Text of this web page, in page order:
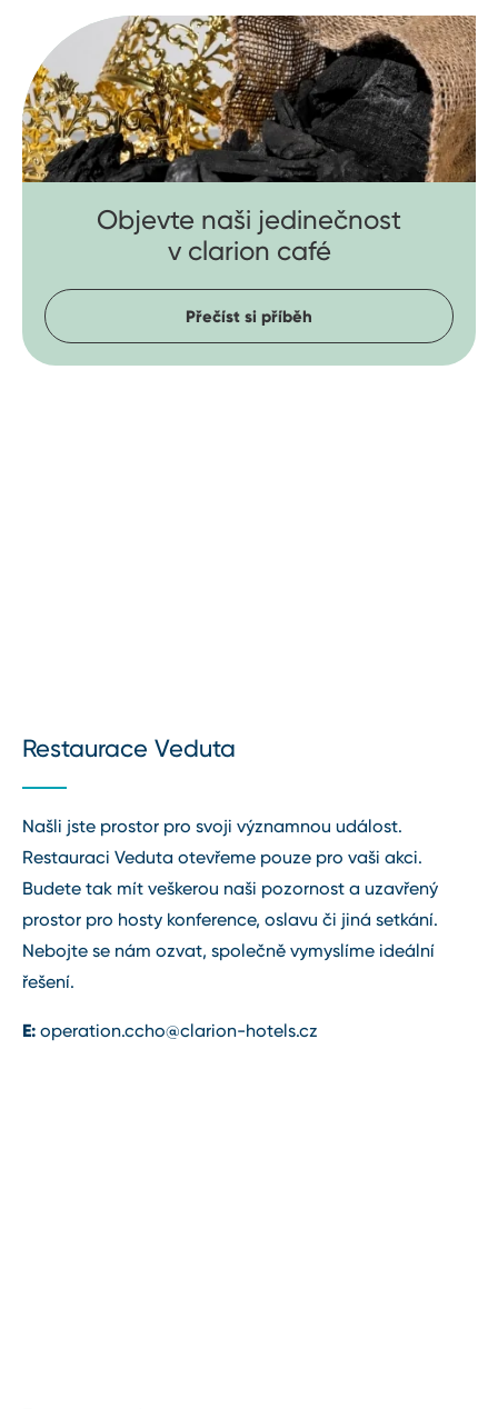
Objevte naši jedinečnost
v clarion café
Přečíst si příběh
Restaurace Veduta
Našli jste prostor pro svoji významnou událost.
Restauraci Veduta otevřeme pouze pro vaši akci.
Budete tak mít veškerou naši pozornost a uzavřený
prostor pro hosty konference, oslavu či jiná setkání.
Nebojte se nám ozvat, společně vymyslíme ideální
řešení.
E: operation.ccho@clarion⁠-⁠hotels.cz